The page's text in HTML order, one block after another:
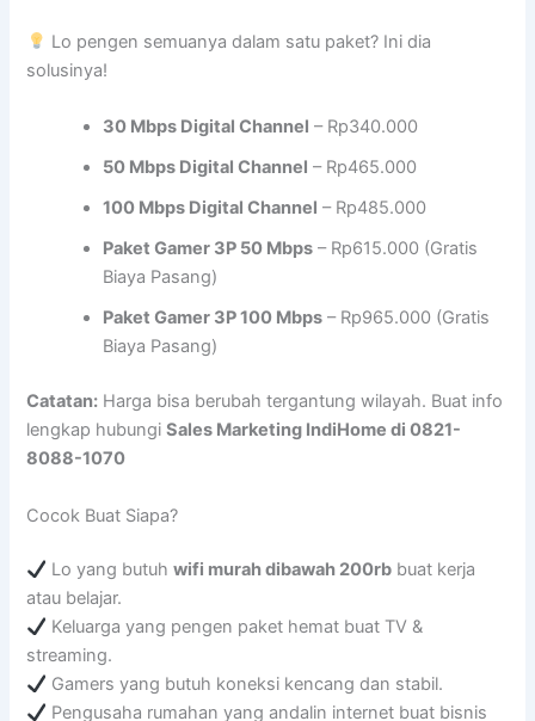
Lo pengen semuanya dalam satu paket? Ini dia
solusinya!
30 Mbps Digital Channel – Rp340.000
50 Mbps Digital Channel – Rp465.000
100 Mbps Digital Channel – Rp485.000
Paket Gamer 3P 50 Mbps – Rp615.000 (Gratis
Biaya Pasang)
Paket Gamer 3P 100 Mbps – Rp965.000 (Gratis
Biaya Pasang)
Catatan: Harga bisa berubah tergantung wilayah. Buat info
lengkap hubungiSales Marketing IndiHome di 0821-
8088-1070
Cocok Buat Siapa?
Lo yang butuhwifi murah dibawah 200rb buat kerja
atau belajar.
Keluarga yang pengen paket hemat buat TV &
streaming.
Gamers yang butuh koneksi kencang dan stabil.
Pengusaha rumahan yang andalin internet buat bisnis